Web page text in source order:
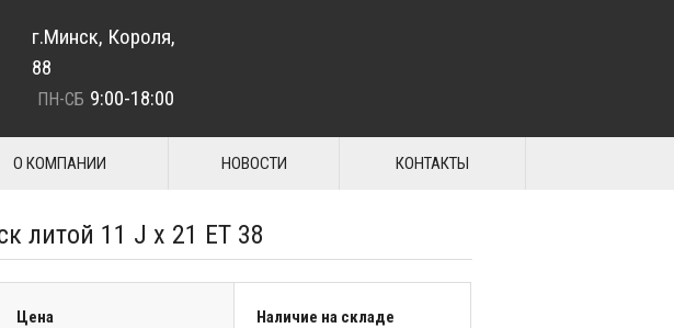
г.Минск, Короля,
88
ПН-СБ 9:00-18:00
О КОМПАНИИ НОВОСТИ КОНТАКТЫ
литой 11 J x 21 ET 38
Цена Наличие на складе